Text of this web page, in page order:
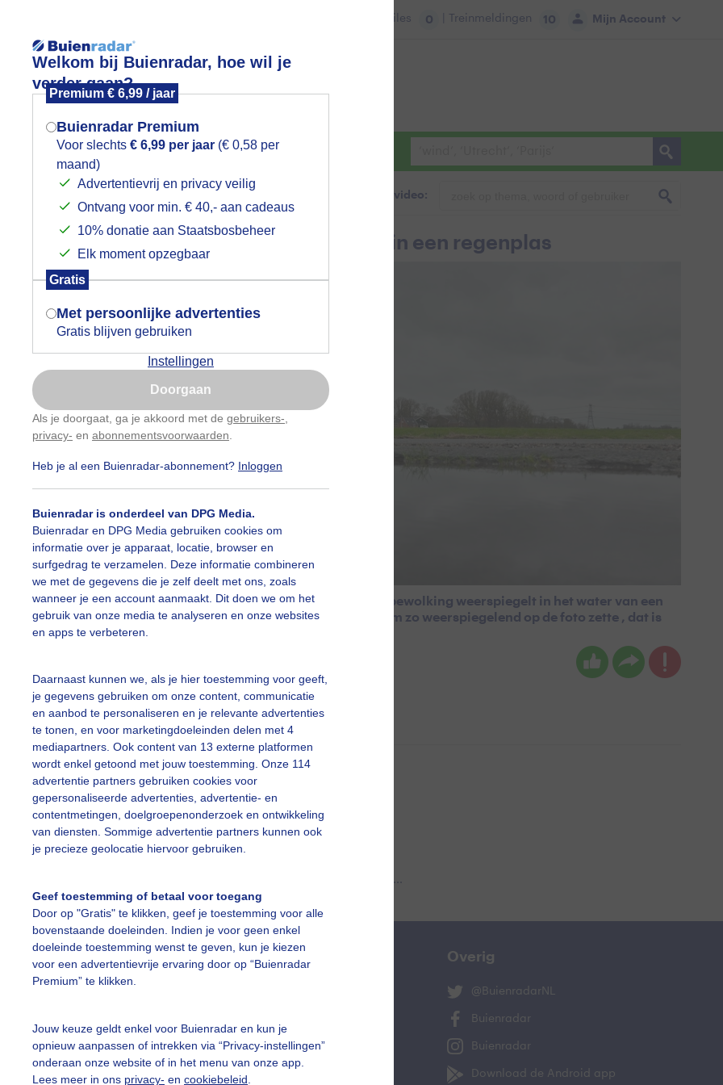
Welkom bij Buienradar, hoe wil je
verder gaan?
Premium € 6,99 / jaar
Buienradar Premium
Voor slechts € 6,99 per jaar (€ 0,58 per
maand)
Advertentievrij en privacy veilig
Ontvang voor min. € 40,- aan cadeaus
10% donatie aan Staatsbosbeheer
Elk moment opzegbaar
Gratis
Met persoonlijke advertenties
Gratis blijven gebruiken
Instellingen
Doorgaan
Als je doorgaat, ga je akkoord met de gebruikers-
privacy- en abonnementsvoorwaarden
Heb je al een Buienradar-abonnement? Inloggen
Buienradar is onderdeel van DPG Media.
Buienradar en DPG Media gebruiken cookies om
informatie over je apparaat, locatie, browser en
surfgedrag te verzamelen. Deze informatie combineren
we met de gegevens die je zelf deelt met ons, zoals
wanneer je een account aanmaakt. Dit doen we om het
gebruik van onze media te analyseren en onze websites
en apps te verbeteren.
Daarnaast kunnen we, als je hier toestemming voor geeft,
je gegevens gebruiken om onze content, communicatie
en aanbod te personaliseren en je relevante advertenties
te tonen, en voor marketingdoeleinden delen met 4
mediapartners. Ook content van 13 externe platformen
wordt enkel getoond met jouw toestemming. Onze 114
advertentie partners gebruiken cookies voor
gepersonaliseerde advertenties, advertentie- en
contentmetingen, doelgroepenonderzoek en ontwikkeling
van diensten. Sommige advertentie partners kunnen ook
je precieze geolocatie hiervoor gebruiken.
Geef toestemming of betaal voor toegang
Door op "Gratis" te klikken, geef je toestemming voor alle
bovenstaande doeleinden. Indien je voor geen enkel
doeleinde toestemming wenst te geven, kun je kiezen
voor een advertentievrije ervaring door op “Buienradar
Premium” te klikken.
Jouw keuze geldt enkel voor Buienradar en kun je
opnieuw aanpassen of intrekken via “Privacy-instellingen”
onderaan onze website of in het menu van onze app.
Lees meer in ons privacy- en cookiebeleid
Mijn Account
Files 0 | Treinmeldingen 10
Foto en video Weerzine
Zoeken in foto & video:
en een fietser die weerspiegelt in een regenplas
een stevige frisse wind en een fietser die samen met de bewolking weerspiegelt in het water van een
regenplas langs de weg. Deze meneer vond het leuk dat ik hem zo weerspiegelend op de foto zette , dat is
aan zijn lach af te lezen.
#weerspiegeling Wolken
vragen
Mijn weer Overig
@BuienradarNL
Buienradar
Buienradar
Download de Android app
Mogen we je locatie gebruiken voor
het weer?
Indien je hier nog geen akkoord op hebt
gegeven, verschijnt er zo een pop-up uit
je browser waarin deze toestemming
gevraagd wordt.
Is goed, toon de popup
Nu niet, misschien later
Gebruik je Safari en wil je niet elke dag deze pop-up
Klikhierom dit aan te passen